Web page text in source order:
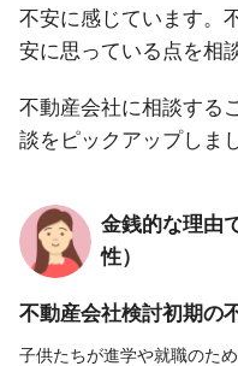
不安に感じています。
安に思っている点を相
不動産会社に相談する
談をピックアップしま
金銭的な理由
性）
不動産会社検討初期の
子供たちが進学や就職のた